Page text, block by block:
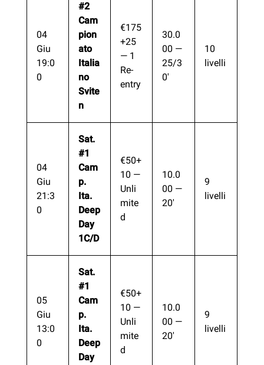
04
Giu
19:0
0
#2
Cam
pion
ato
Italia
no
Svite
n
€175
+25
— 1
Re-
entry
30.0
00 —
25/3
0′
10
livelli
04
Giu
21:3
0
Sat.
#1
Cam
p.
Ita.
Deep
Day
1C/D
€50+
10 —
Unli
mite
d
10.0
00 —
20′
9
livelli
05
Giu
13:0
0
Sat.
#1
Cam
p.
Ita.
Deep
Day
€50+
10 —
Unli
mite
d
10.0
00 —
20′
9
livelli